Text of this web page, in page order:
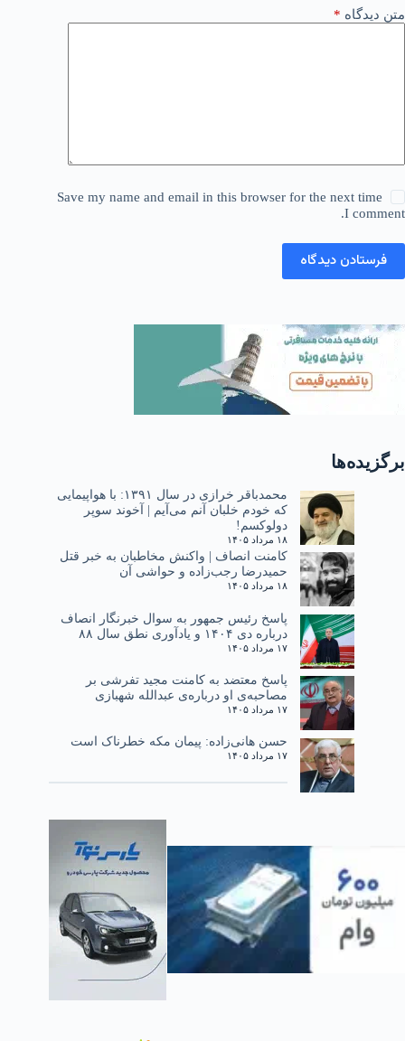
متن دیدگاه *
Save my name and email in this browser for the next time
I comment.
فرستادن دیدگاه
برگزیده‌ها
محمدباقر خرازی در سال ۱۳۹۱: با هواپیمایی
که خودم خلبان آنم می‌آیم | آخوند سوپر
دولوکسم!
۱۸ مرداد ۱۴۰۵
کامنت انصاف | واکنش مخاطبان به خبر قتل
حمیدرضا رجب‌زاده و حواشی آن
۱۸ مرداد ۱۴۰۵
پاسخ رئیس جمهور به سوال خبرنگار انصاف
درباره دی ۱۴۰۴ و یادآوری نطق سال ۸۸
۱۷ مرداد ۱۴۰۵
پاسخ معتضد به کامنت مجید تفرشی بر
مصاحبه‌ی او درباره‌ی عبدالله شهبازی
۱۷ مرداد ۱۴۰۵
حسن هانی‌زاده: پیمان مکه خطرناک است
۱۷ مرداد ۱۴۰۵